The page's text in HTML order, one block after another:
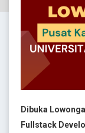
Dibuka
Fullstack